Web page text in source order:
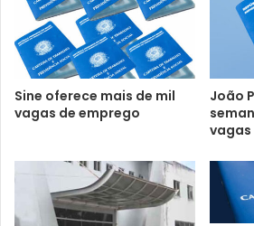
Sine oferece mais de mil
vagas de emprego
João
vagas